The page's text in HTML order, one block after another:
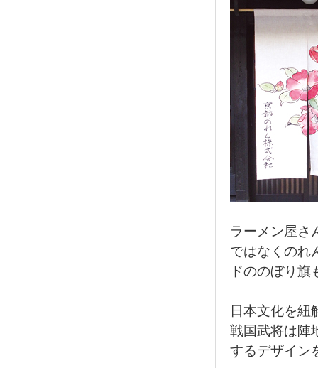
ラーメン屋さ
ではなくのれ
ドののぼり
日本文化を紐
戦国武将は陣
するデザイン